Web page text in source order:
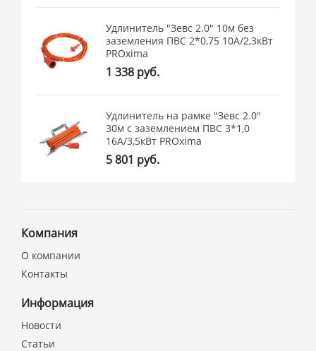
Удлинитель "Зевс 2.0" 10м без
заземления ПВС 2*0,75 10А/2,3кВт
PROxima
1 338 руб.
Удлинитель на рамке "Зевс 2.0"
30м с заземлением ПВС 3*1,0
16А/3,5кВт PROxima
5 801 руб.
Компания
О компании
Контакты
Информация
Новости
Статьи